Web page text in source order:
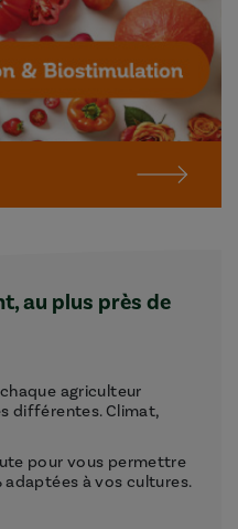
au plus près de
agriculteur
différentes. Climat,
pour vous permettre
à vos cultures.